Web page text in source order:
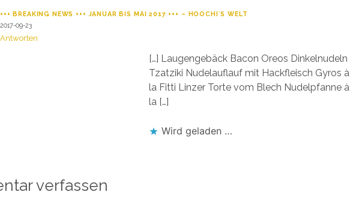
+++ BREAKING NEWS +++ JANUAR BIS MAI 2017 +++ – HOOCHI´S WELT
2017-09-23
Antworten
[…] Laugengebäck Bacon Oreos Dinkelnudeln
Tzatziki Nudelauflauf mit Hackfleisch Gyros à
la Fitti Linzer Torte vom Blech Nudelpfanne à
la […]
Wird geladen …
verfassen